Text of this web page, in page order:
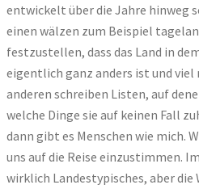
entwickelt über die Jahre hinweg
einen wälzen zum Beispiel
festzustellen, dass das Land in
eigentlich ganz anders ist und
anderen schreiben Listen, auf
welche Dinge sie auf keinen Fall
dann gibt es Menschen wie mich.
uns auf die Reise einzustimmen.
wirklich Landestypisches, aber die